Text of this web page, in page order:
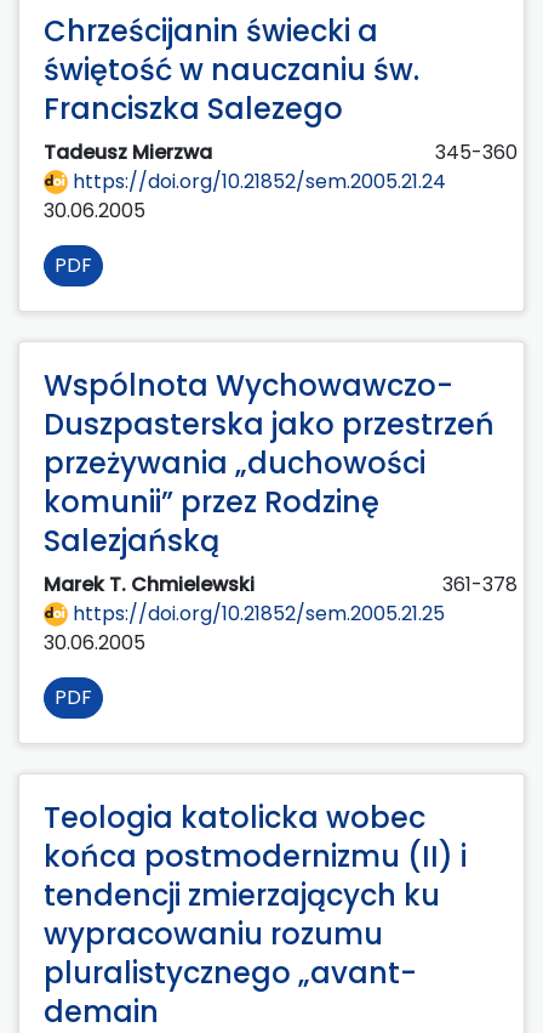
Chrześcijanin świecki a
świętość w nauczaniu św.
Franciszka Salezego
Tadeusz Mierzwa
345-360
https://doi.org/10.21852/sem.2005.21.24
30.06.2005
PDF
Wspólnota Wychowawczo-
Duszpasterska jako przestrzeń
przeżywania „duchowości
komunii” przez Rodzinę
Salezjańską
Marek T. Chmielewski
361-378
https://doi.org/10.21852/sem.2005.21.25
30.06.2005
PDF
Teologia katolicka wobec
końca postmodernizmu (II) i
tendencji zmierzających ku
wypracowaniu rozumu
pluralistycznego „avant-
demain